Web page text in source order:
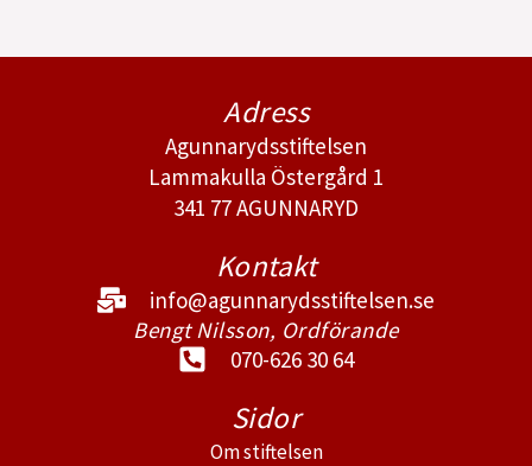
Adress
Agunnarydsstiftelsen
Lammakulla Östergård 1
341 77 AGUNNARYD
Kontakt
info@agunnarydsstiftelsen.se
Bengt Nilsson, Ordförande
070-626 30 64
Sidor
Om stiftelsen